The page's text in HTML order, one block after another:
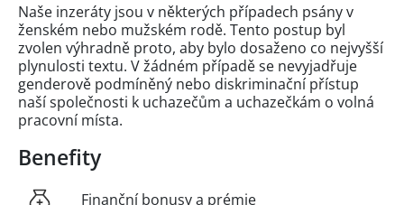
Naše inzeráty jsou v některých případech psány v
ženském nebo mužském rodě. Tento postup byl
zvolen výhradně proto, aby bylo dosaženo co nejvyšší
plynulosti textu. V žádném případě se nevyjadřuje
genderově podmíněný nebo diskriminační přístup
naší společnosti k uchazečům a uchazečkám o volná
pracovní místa.
Benefity
Finanční bonusy a prémie